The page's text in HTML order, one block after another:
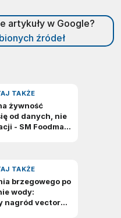
artykuły w Google?
źródeł